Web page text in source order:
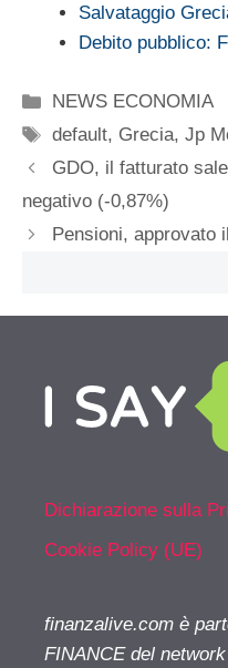
Salvataggio
Debito pubblico:
Categorie
NEWS ECONOMIA
Tag
default, Grecia,Jp
GDO, il fatturato
negativo (-0,87%)
Pensioni, approvato
Dichiarazione sulla
Cookie Policy (UE)
finanzalive.com è
FINANCE del